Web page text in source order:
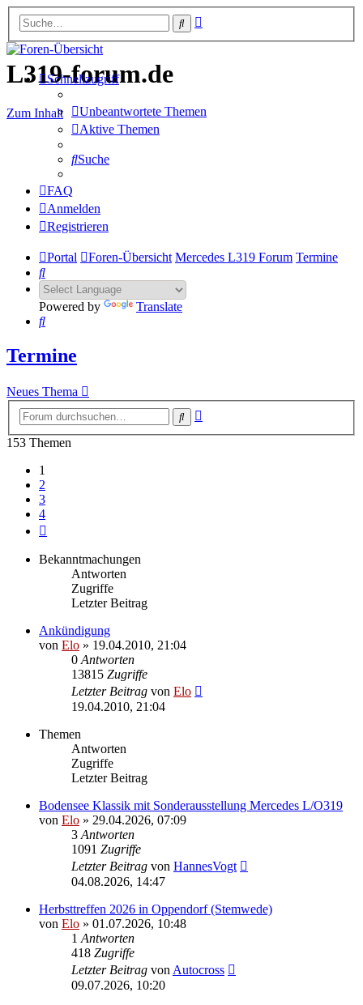
Suche
L319-forum.de
Zum Inhalt
Schnellzugriff
Unbeantwortete Themen
Aktive Themen
Suche
FAQ
Anmelden
Registrieren
Portal Foren-Übersicht Mercedes L319 Forum Termine
Suche
Powered by
Translate
Suche
Termine
Neues Thema
Suche
153 Themen
1
2
3
4
Bekanntmachungen
Antworten
Zugriffe
Letzter Beitrag
Ankündigung
von Elo » 19.04.2010, 21:04
0 Antworten
13815 Zugriffe
Letzter Beitrag von Elo
19.04.2010, 21:04
Themen
Antworten
Zugriffe
Letzter Beitrag
Bodensee Klassik mit Sonderausstellung Mercedes L/O319
von Elo » 29.04.2026, 07:09
3 Antworten
1091 Zugriffe
Letzter Beitrag von HannesVogt
04.08.2026, 14:47
Herbsttreffen 2026 in Oppendorf (Stemwede)
von Elo » 01.07.2026, 10:48
1 Antworten
418 Zugriffe
Letzter Beitrag von Autocross
09.07.2026, 10:20